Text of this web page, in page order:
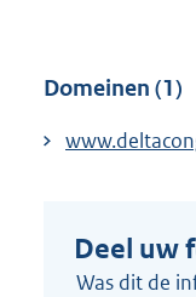
Domeinen (1)
Deel uw
Was dit de